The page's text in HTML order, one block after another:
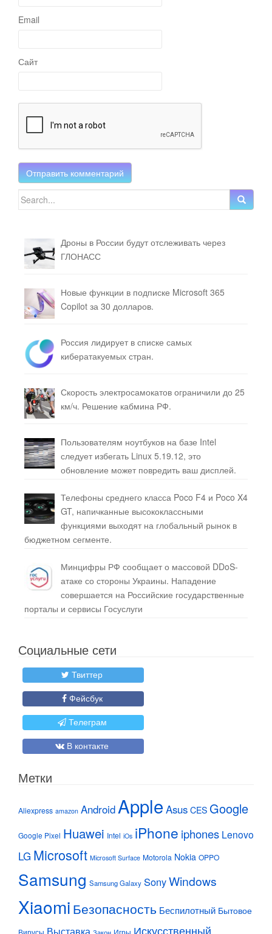
Email
Сайт
Search for:
Дроны в России будут отслеживать через
ГЛОНАСС
Новые функции в подписке Microsoft 365
Copilot за 30 долларов.
Россия лидирует в списке самых
кибератакуемых стран.
Скорость электросамокатов ограничили до 25
км/ч. Решение кабмина РФ.
Пользователям ноутбуков на базе Intel
следует избегать Linux 5.19.12, это
обновление может повредить ваш дисплей.
Телефоны среднего класса Poco F4 и Poco X4
GT, напичканные высококлассными
функциями выходят на глобальный рынок в
бюджетном сегменте.
Минцифры РФ сообщает о массовой DDoS-
атаке со стороны Украины. Нападение
совершается на Российские государственные
порталы и сервисы Госуслуги
Социальные сети
Твиттер
Фейсбук
Телеграм
В контакте
Метки
Aliexpress amazon Android Apple Asus CES Google
Google Pixel Huawei Intel iOs iPhone iphones Lenovo
LG Microsoft Microsoft Surface Motorola Nokia OPPO
Samsung Samsung Galaxy SonyWindows
Xiaomi Безопасность Беспилотный Бытовое
Выставка Искусственный